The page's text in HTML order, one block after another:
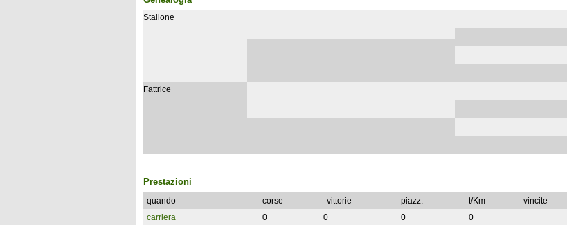
Stallone
Fattrice
Prestazioni
quando corse vittorie piazz. t/Km
vincite
carriera
0 0 0 0